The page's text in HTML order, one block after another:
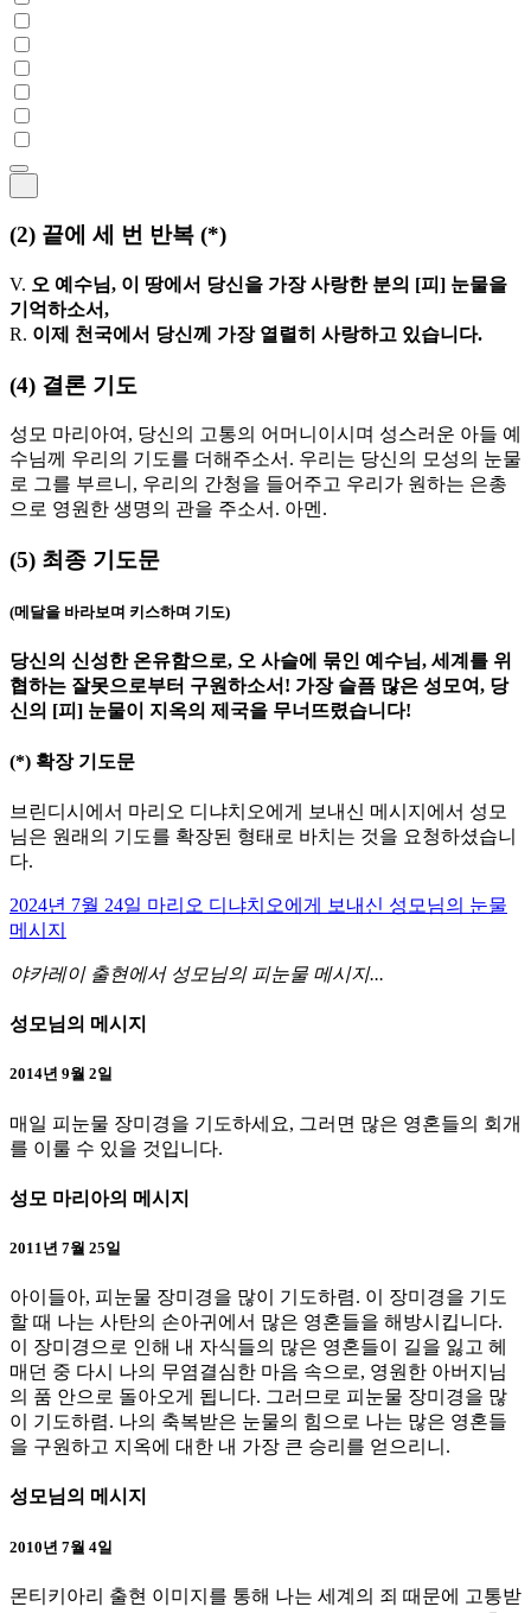
(2) 끝에 세 번 반복 (*)
V. 오 예수님, 이 땅에서 당신을 가장 사랑한 분의 [피] 눈물을
기억하소서,
R. 이제 천국에서 당신께 가장 열렬히 사랑하고 있습니다.
(4) 결론 기도
성모 마리아여, 당신의 고통의 어머니이시며 성스러운 아들 예
수님께 우리의 기도를 더해주소서. 우리는 당신의 모성의 눈물
로 그를 부르니, 우리의 간청을 들어주고 우리가 원하는 은총
으로 영원한 생명의 관을 주소서. 아멘.
(5) 최종 기도문
(메달을 바라보며 키스하며 기도)
당신의 신성한 온유함으로, 오 사슬에 묶인 예수님, 세계를 위
협하는 잘못으로부터 구원하소서! 가장 슬픔 많은 성모여, 당
신의 [피] 눈물이 지옥의 제국을 무너뜨렸습니다!
(*) 확장 기도문
브린디시에서 마리오 디냐치오에게 보내신 메시지에서 성모
님은 원래의 기도를 확장된 형태로 바치는 것을 요청하셨습니
다.
2024년 7월 24일 마리오 디냐치오에게 보내신 성모님의 눈물
메시지
야카레이 출현에서 성모님의 피눈물 메시지...
성모님의 메시지
2014년 9월 2일
매일 피눈물 장미경을 기도하세요, 그러면 많은 영혼들의 회개
를 이룰 수 있을 것입니다.
성모 마리아의 메시지
2011년 7월 25일
아이들아, 피눈물 장미경을 많이 기도하렴. 이 장미경을 기도
할 때 나는 사탄의 손아귀에서 많은 영혼들을 해방시킵니다.
이 장미경으로 인해 내 자식들의 많은 영혼들이 길을 잃고 헤
매던 중 다시 나의 무염결심한 마음 속으로, 영원한 아버지님
의 품 안으로 돌아오게 됩니다. 그러므로 피눈물 장미경을 많
이 기도하렴. 나의 축복받은 눈물의 힘으로 나는 많은 영혼들
을 구원하고 지옥에 대한 내 가장 큰 승리를 얻으리니.
성모님의 메시지
2010년 7월 4일
몬티키아리 출현 이미지를 통해 나는 세계의 죄 때문에 고통받